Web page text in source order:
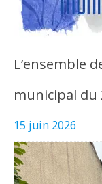
L’ensemble
municipal du
15 juin 2026